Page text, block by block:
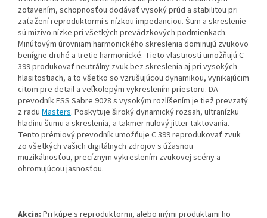
zotavením, schopnosťou dodávať vysoký prúd a stabilitou pri
zaťažení reproduktormi s nízkou impedanciou. Šum a skreslenie
sú mizivo nízke pri všetkých prevádzkových podmienkach.
Minútovým úrovniam harmonického skreslenia dominujú zvukovo
benígne druhé a tretie harmonické. Tieto vlastnosti umožňujú C
399 produkovať neutrálny zvuk bez skreslenia aj pri vysokých
hlasitostiach, a to všetko so vzrušujúcou dynamikou, vynikajúcim
citom pre detail a veľkolepým vykreslením priestoru. DA
prevodník ESS Sabre 9028 s vysokým rozlíšením je tiež prevzatý
z radu Masters. Poskytuje široký dynamický rozsah, ultranízku
hladinu šumu a skreslenia, a takmer nulový jitter taktovania.
Tento prémiový prevodník umožňuje C 399 reprodukovať zvuk
zo všetkých vašich digitálnych zdrojov s úžasnou
muzikálnosťou, precíznym vykreslením zvukovej scény a
ohromujúcou jasnosťou.
Akcia: Pri kúpe s reproduktormi, alebo inými produktami ho